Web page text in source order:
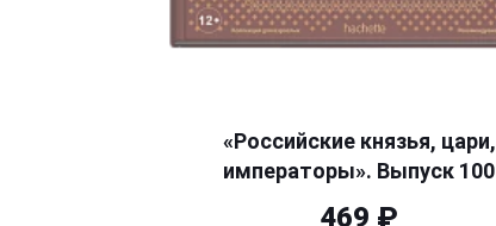
«Российские князья, цари,
императоры». Выпуск 100
469 ₽